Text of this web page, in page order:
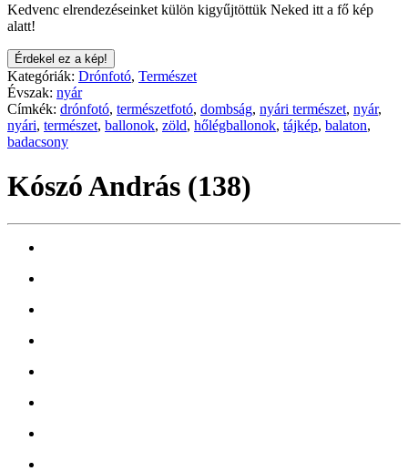
Kedvenc elrendezéseinket külön kigyűjtöttük Neked itt a fő kép
alatt!
Érdekel ez a kép!
Kategóriák: Drónfotó, Természet
Évszak: nyár
Címkék: drónfotó, természetfotó, dombság, nyári természet, nyár,
nyári, természet, ballonok, zöld, hőlégballonok, tájkép, balaton,
badacsony
Kószó András (138)